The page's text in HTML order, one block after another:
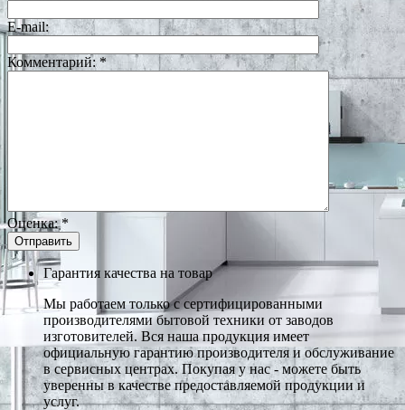
E-mail:
Комментарий:*
Оценка:*
Гарантия качества на товар
Мы работаем только с сертифицированными
производителями бытовой техники от заводов
изготовителей. Вся наша продукция имеет
официальную гарантию производителя и обслуживание
в сервисных центрах. Покупая у нас - можете быть
уверенны в качестве предоставляемой продукции и
услуг.